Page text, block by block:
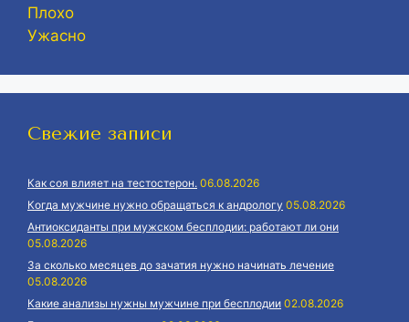
Плохо
Ужасно
Свежие записи
Как соя влияет на тестостерон. 06.08.2026
Когда мужчине нужно обращаться к андрологу 05.08.2026
Антиоксиданты при мужском бесплодии: работают ли они
05.08.2026
За сколько месяцев до зачатия нужно начинать лечение
05.08.2026
Какие анализы нужны мужчине при бесплодии 02.08.2026